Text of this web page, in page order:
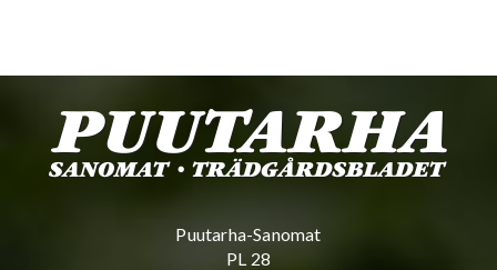
Puutarha-Sanomat
PL 28